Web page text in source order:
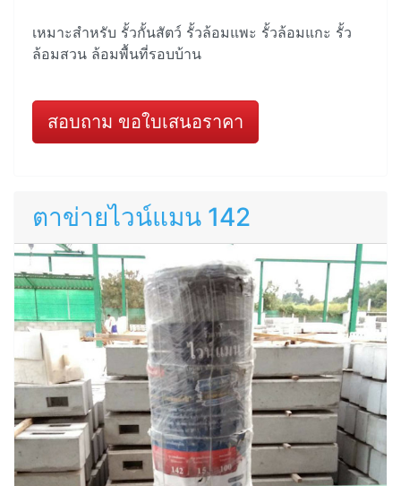
เหมาะสำหรับ รั้วกั้นสัตว์ รั้วล้อมแพะ รั้วล้อมแกะ รั้ว
ล้อมสวน ล้อมพื้นที่รอบบ้าน
สอบถาม ขอใบเสนอราคา
ตาข่ายไวน์แมน 142